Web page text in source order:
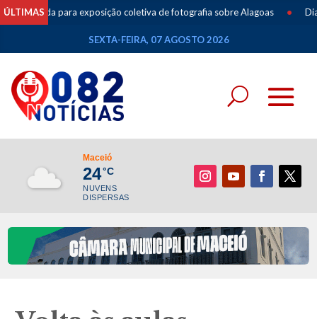
ÚLTIMAS
para exposição coletiva de fotografia sobre Alagoas • Dia dos Pais
SEXTA-FEIRA, 07 AGOSTO 2026
Maceió
24°C
NUVENS
DISPERSAS